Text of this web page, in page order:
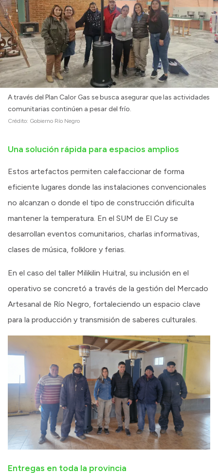
A través del Plan Calor Gas se busca asegurar que las actividades
comunitarias continúen a pesar del frío.
Crédito: Gobierno Río Negro
Una solución rápida para espacios amplios
Estos artefactos permiten calefaccionar de forma
eficiente lugares donde las instalaciones convencionales
no alcanzan o donde el tipo de construcción dificulta
mantener la temperatura. En el SUM de El Cuy se
desarrollan eventos comunitarios, charlas informativas,
clases de música, folklore y ferias.
En el caso del taller Milikilin Huitral, su inclusión en el
operativo se concretó a través de la gestión del Mercado
Artesanal de Río Negro, fortaleciendo un espacio clave
para la producción y transmisión de saberes culturales.
Entregas en toda la provincia